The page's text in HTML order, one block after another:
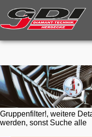
Gruppenfilter!, weitere
werden, sonst Suche alle